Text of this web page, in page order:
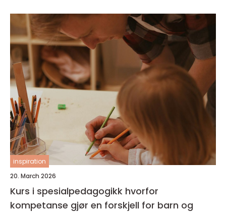
inspiration
20. March 2026
Kurs i spesialpedagogikk hvorfor
kompetanse gjør en forskjell for barn og